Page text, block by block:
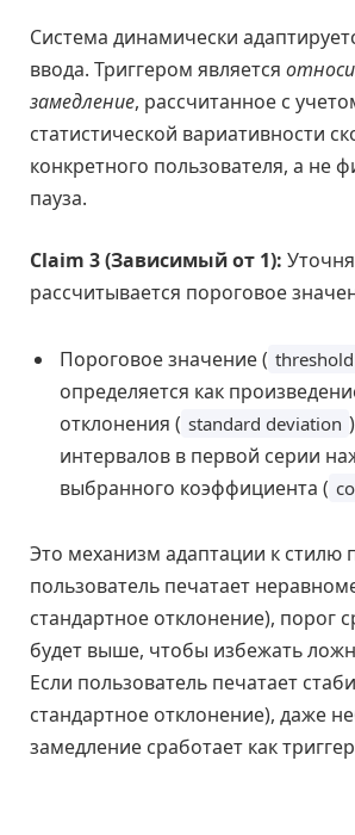
Система динамически
ввода. Триггером является
замедление, рассчитанное с
статистической вариативности
конкретного пользователя, а не
пауза.
Claim 3 (Зависимый от 1):
рассчитывается пороговое
Пороговое значение (
определяется как
отклонения ( standard deviation
интервалов в первой серии
выбранного коэффициента (
Это механизм адаптации к стилю
пользователь печатает
стандартное отклонение), порог
будет выше, чтобы избежать
Если пользователь печатает
стандартное отклонение), даже
замедление сработает как